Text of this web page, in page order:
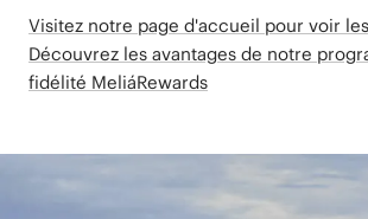
Visitez notre page d'accueil pour voir
Découvrez les avantages de notre
fidélité MeliáRewards